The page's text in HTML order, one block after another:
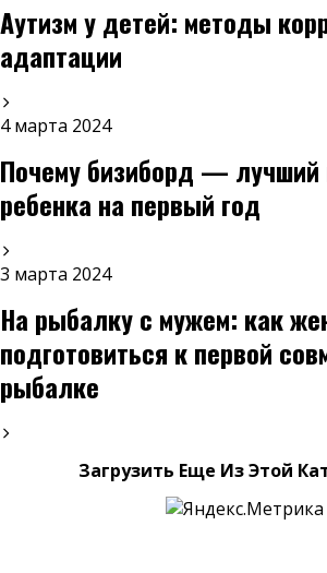
Аутизм у детей: методы
адаптации
4 марта 2024
Почему бизиборд —
ребенка на первый год
3 марта 2024
На рыбалку с мужем: как
подготовиться к первой
рыбалке
Загрузить Еще Из Этой